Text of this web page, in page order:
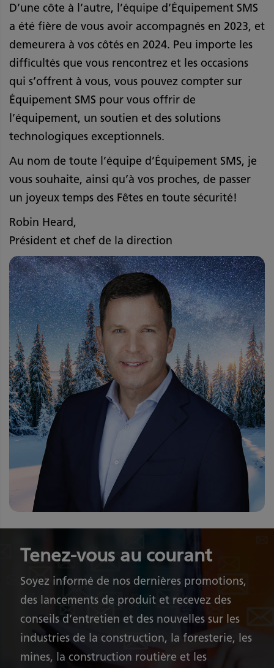
D’une côte à l’autre, l’équipe d’Équipement SMS
a été fière de vous avoir accompagnés en 2023, et
demeurera à vos côtés en 2024. Peu importe les
difficultés que vous rencontrez et les occasions
qui s’offrent à vous, vous pouvez compter sur
Équipement SMS pour vous offrir de
l’équipement, un soutien et des solutions
technologiques exceptionnels.
Au nom de toute l’équipe d’Équipement SMS, je
vous souhaite, ainsi qu’à vos proches, de passer
un joyeux temps des Fêtes en toute sécurité!
Robin Heard,
Président et chef de la direction
Tenez-vous au courant
Soyez informé de nos dernières promotions,
des lancements de produit et recevez des
conseils d’entretien et des nouvelles sur les
industries de la construction, la foresterie, les
mines, la construction routière et les